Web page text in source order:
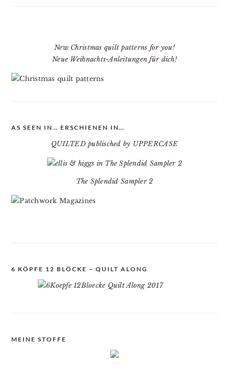
New Christmas quilt patterns for you!
Neue Weihnachts-Anleitungen für dich!
AS SEEN IN… ERSCHIENEN IN…
QUILTED publisched by UPPERCASE
The Splendid Sampler 2
6 KÖPFE 12 BLÖCKE – QUILT ALONG
MEINE STOFFE